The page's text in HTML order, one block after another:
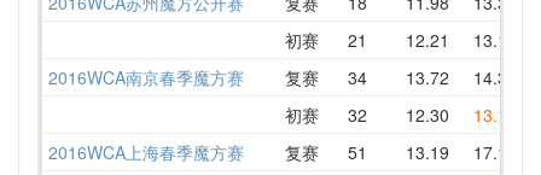
初赛 21 12.21 13.18
2016WCA南京春季魔方赛 复赛 34 13.72 14.37
初赛 32 12.30 13.11
2016WCA上海春季魔方赛 复赛 51 13.19 17.18